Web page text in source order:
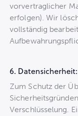
vorvertraglicher
erfolgen). Wir
vollständig
6.
Zum Schutz der
Verschlüsselung.